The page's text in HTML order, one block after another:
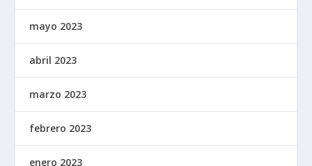
mayo 2023
abril 2023
marzo 2023
febrero 2023
enero 2023